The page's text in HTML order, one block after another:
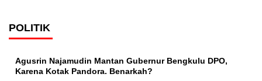
POLITIK
Agusrin Najamudin Mantan Gubernur Bengkulu DPO,
Karena Kotak Pandora. Benarkah?